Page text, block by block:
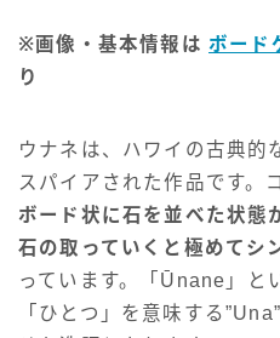
※画像・基本情報は ボード
り
ウナネは、ハワイの古典的
スパイアされた作品です。
ボード状に石を並べた状態
石の取っていくと極めてシ
っています。「Ūnane」と
「ひとつ」を意味する